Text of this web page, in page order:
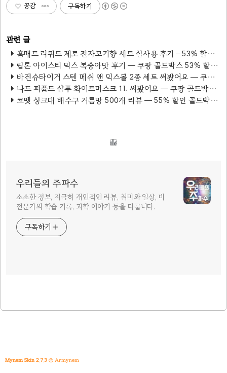
공감 구독하기
홈매트 리퀴드 제로 전자모기향 세트 실사용 후기 – 53% 할인, 냄새 없이 여름 모기 완벽 차단
립톤 아이스티 믹스 복숭아맛 후기 — 쿠팡 골드박스 53% 할인, 여름 음료 150잔이 1만 원!
바겐슈타이거 스텐 메쉬 앤 믹스볼 2종 세트 써봤어요 — 쿠팡 골드박스 70% 할인 후기
나드 퍼퓸드 샴푸 화이트머스크 1L 써봤어요 — 쿠팡 골드박스 61% 할인 후기
코멧 싱크대 배수구 거름망 500개 리뷰 — 55% 할인 골드박스 특가, 1개당 14원 가성비 끝판왕
우리들의 주파수
소소한 정보, 지극히 개인적인 리뷰, 취미와 일상, 비
전문가의 학습 기록, 과학 이야기 등을 다룹니다.
구독하기
Mynem Skin 2.7.3 © Armynem